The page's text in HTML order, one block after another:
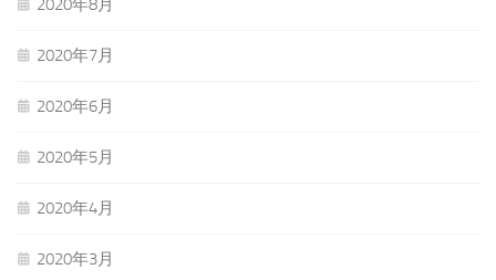
2020年8月
2020年7月
2020年6月
2020年5月
2020年4月
2020年3月